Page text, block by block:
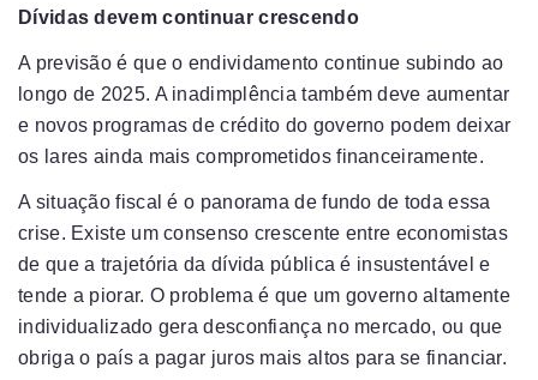
Dívidas devem continuar crescendo
A previsão é que o endividamento continue subindo ao
longo de 2025. A inadimplência também deve aumentar
e novos programas de crédito do governo podem deixar
os lares ainda mais comprometidos financeiramente.
A situação fiscal é o panorama de fundo de toda essa
crise. Existe um consenso crescente entre economistas
de que a trajetória da dívida pública é insustentável e
tende a piorar. O problema é que um governo altamente
individualizado gera desconfiança no mercado, ou que
obriga o país a pagar juros mais altos para se financiar.